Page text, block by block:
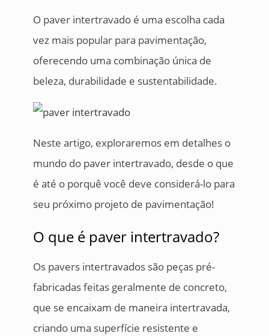
O paver intertravado é uma escolha cada
vez mais popular para pavimentação,
oferecendo uma combinação única de
beleza, durabilidade e sustentabilidade.
Neste artigo, exploraremos em detalhes o
mundo do paver intertravado, desde o que
é até o porquê você deve considerá-lo para
seu próximo projeto de pavimentação!
O que é paver intertravado?
Os pavers intertravados são peças pré-
fabricadas feitas geralmente de concreto,
que se encaixam de maneira intertravada,
criando uma superfície resistente e